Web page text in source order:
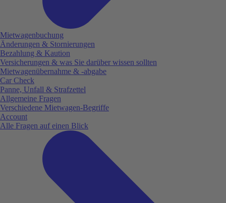
Mietwagenbuchung
Änderungen & Stornierungen
Bezahlung & Kaution
Versicherungen & was Sie darüber wissen sollten
Mietwagenübernahme & -abgabe
Car Check
Panne, Unfall & Strafzettel
Allgemeine Fragen
Verschiedene Mietwagen-Begriffe
Account
Alle Fragen auf einen Blick